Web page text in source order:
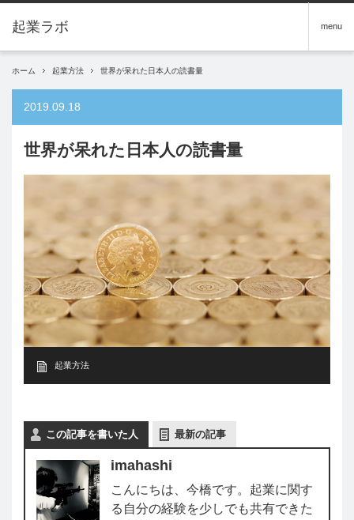
menu
ホーム 起業方法 世界が呆れた日本人の読書量
2019.09.18
世界が呆れた日本人の読書量
起業方法
この記事を書いた人 最新の記事
imahashi
こんにちは、今橋です。起業に関す
る自分の経験を少しでも共有できた